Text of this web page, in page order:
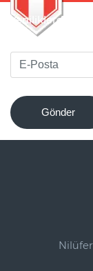
Yeniliklerden
Gönder
Nilüfer